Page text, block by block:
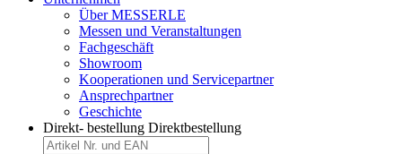
Über MESSERLE
Messen und Veranstaltungen
Fachgeschäft
Showroom
Kooperationen und Servicepartner
Ansprechpartner
Geschichte
Direkt- bestellung Direktbestellung